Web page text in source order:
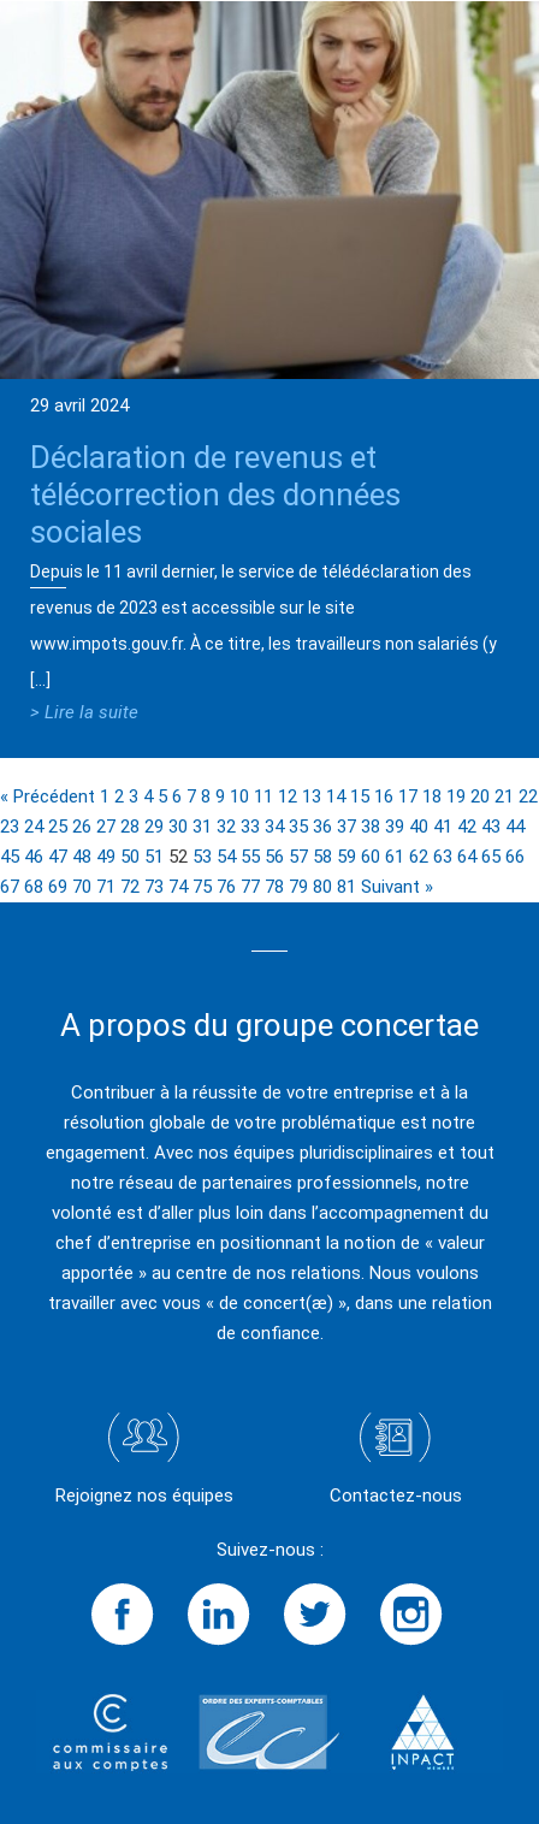
29 avril 2024
Déclaration de revenus et
télécorrection des données
sociales
Depuis le 11 avril dernier, le service de télédéclaration des
revenus de 2023 est accessible sur le site
www.impots.gouv.fr. À ce titre, les travailleurs non salariés (y
[…]
> Lire la suite
« Précédent 1 2 3 4 5 6 7 8 9 10 11 12 13 14 15 16 17 18 19 20 21 22
23 24 25 26 27 28 29 30 31 32 33 34 35 36 37 38 39 40 41 42 43 44
45 46 47 48 49 50 51 52 53 54 55 56 57 58 59 60 61 62 63 64 65 66
67 68 69 70 71 72 73 74 75 76 77 78 79 80 81 Suivant »
A propos du groupe concertae
Contribuer à la réussite de votre entreprise et à la
résolution globale de votre problématique est notre
engagement. Avec nos équipes pluridisciplinaires et tout
notre réseau de partenaires professionnels, notre
volonté est d’aller plus loin dans l’accompagnement du
chef d’entreprise en positionnant la notion de « valeur
apportée » au centre de nos relations. Nous voulons
travailler avec vous « de concert(æ) », dans une relation
de confiance.
Suivez-nous :
Rejoignez nos équipes Contactez-nous